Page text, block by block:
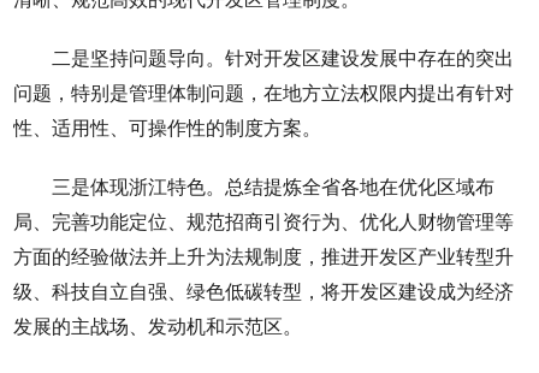
二是坚持问题导向。针对开发区建设发展中存在的突出
问题，特别是管理体制问题，在地方立法权限内提出有针对
性、适用性、可操作性的制度方案。
三是体现浙江特色。总结提炼全省各地在优化区域布
局、完善功能定位、规范招商引资行为、优化人财物管理等
方面的经验做法并上升为法规制度，推进开发区产业转型升
级、科技自立自强、绿色低碳转型，将开发区建设成为经济
发展的主战场、发动机和示范区。